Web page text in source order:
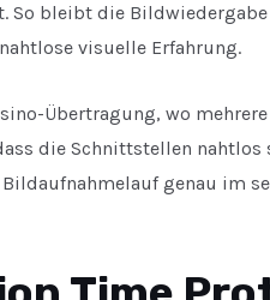
So bleibt die
visuelle Erfahrung.
Übertragung, wo
die Schnittstellen
genau im